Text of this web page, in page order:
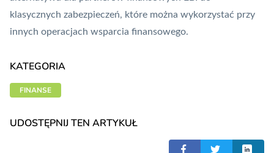
klasycznych zabezpieczeń, które można wykorzystać przy
innych operacjach wsparcia finansowego.
KATEGORIA
FINANSE
UDOSTĘPNIJ TEN ARTYKUŁ